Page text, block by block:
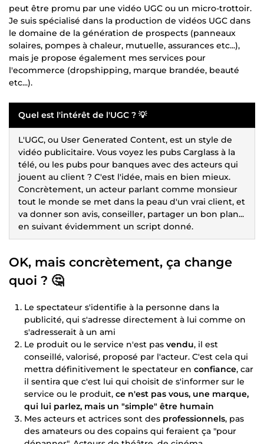
peut être promu par une vidéo UGC ou un micro-trottoir.
Je suis spécialisé dans la production de vidéos UGC dans
le domaine de la génération de prospects (panneaux
solaires, pompes à chaleur, mutuelle, assurances etc...),
mais je propose également mes services pour
l'ecommerce (dropshipping, marque brandée, beauté
etc...).
Quel est l'intérêt de l'UGC ? 💡
L'UGC, ou User Generated Content, est un style de
vidéo publicitaire. Vous voyez les pubs Carglass à la
télé, ou les pubs pour banques avec des acteurs qui
jouent au client ? C'est l'idée, mais en bien mieux.
Concrètement, un acteur parlant comme monsieur
tout le monde se met dans la peau d'un vrai client, et
va donner son avis, conseiller, partager un bon plan...
en suivant évidemment un script donné.
OK, mais concrètement, ça change
quoi ? 🤔
Le spectateur s'identifie à la personne dans la
publicité, qui s'adresse directement à lui comme on
s'adresserait à un ami
Le produit ou le service n'est pas vendu, il est
conseillé, valorisé, proposé par l'acteur. C'est cela qui
mettra définitivement le spectateur en confiance, car
il sentira que c'est lui qui choisit de s'informer sur le
service ou le produit, ce n'est pas vous, une marque,
qui lui parlez, mais un "simple" être humain
Mes acteurs et actrices sont des professionnels, pas
des amateurs ou des copains qui feraient ça "pour